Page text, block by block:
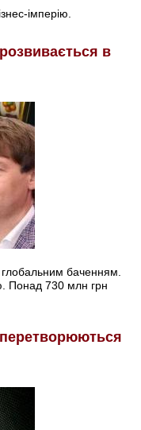
імперію.
в
баченням.
Понад 730 млн грн